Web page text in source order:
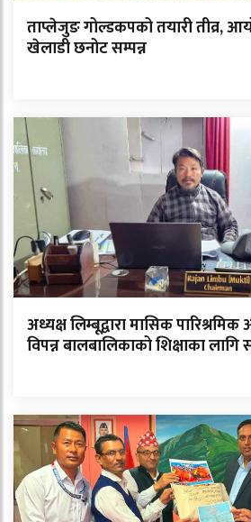
ताप्लेजुङ गोल्डकपको तयारी तीव्र,
खेलाडी छनोट सम्पन्न
अध्यक्ष लिम्बूद्वारा मासिक
विपन्न बालबालिकाको शिक्षाका लागि